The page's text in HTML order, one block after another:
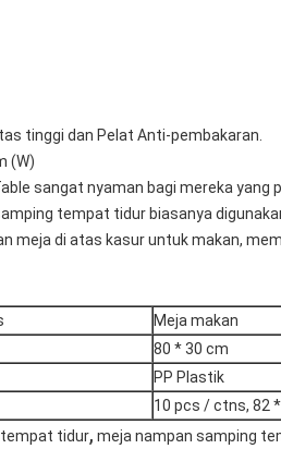
tinggi dan Pelat Anti-pembakaran.
(W)
sangat nyaman bagi mereka
tempat tidur biasanya
meja di atas kasur untuk makan,
Meja makan
80 * 30 cm
PP Plastik
10 pcs / ctns, 82
tidur, meja nampan samping